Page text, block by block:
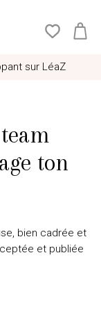
sur LéaZ
ton
bien cadrée et
et publiée